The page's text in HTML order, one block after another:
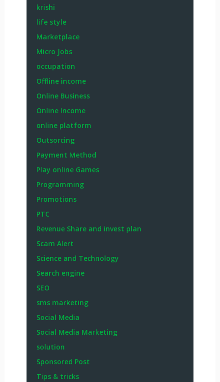
krishi
life style
Marketplace
Micro Jobs
occupation
Offline income
Online Business
Online Income
online platform
Outsorcing
Payment Method
Play online Games
Programming
Promotions
PTC
Revenue Share and invest plan
Scam Alert
Science and Technology
Search engine
SEO
sms marketing
Social Media
Social Media Marketing
solution
Sponsored Post
Tips & tricks